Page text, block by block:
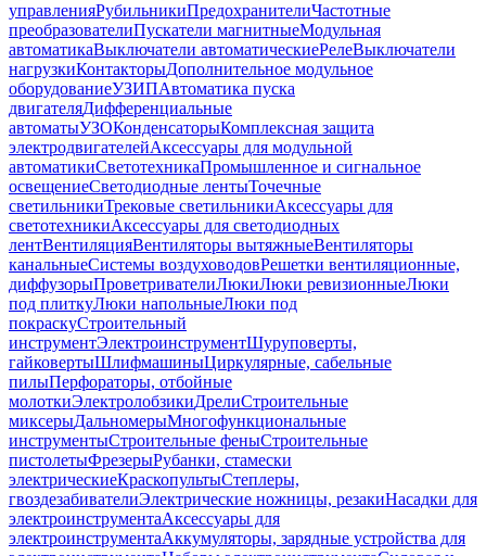
управленияРубильникиПредохранителиЧастотные
преобразователиПускатели магнитныеМодульная
автоматикаВыключатели автоматическиеРелеВыключатели
нагрузкиКонтакторыДополнительное модульное
оборудованиеУЗИПАвтоматика пуска
двигателяДифференциальные
автоматыУЗОКонденсаторыКомплексная защита
электродвигателейАксессуары для модульной
автоматикиСветотехникаПромышленное и сигнальное
освещениеСветодиодные лентыТочечные
светильникиТрековые светильникиАксессуары для
светотехникиАксессуары для светодиодных
лентВентиляцияВентиляторы вытяжныеВентиляторы
канальныеСистемы воздуховодовРешетки вентиляционные,
диффузорыПроветривателиЛюкиЛюки ревизионныеЛюки
под плиткуЛюки напольныеЛюки под
покраскуСтроительный
инструментЭлектроинструментШуруповерты,
гайковертыШлифмашиныЦиркулярные, сабельные
пилыПерфораторы, отбойные
молоткиЭлектролобзикиДрелиСтроительные
миксерыДальномерыМногофункциональные
инструментыСтроительные феныСтроительные
пистолетыФрезерыРубанки, стамески
электрическиеКраскопультыСтеплеры,
гвоздезабивателиЭлектрические ножницы, резакиНасадки для
электроинструментаАксессуары для
электроинструментаАккумуляторы, зарядные устройства для